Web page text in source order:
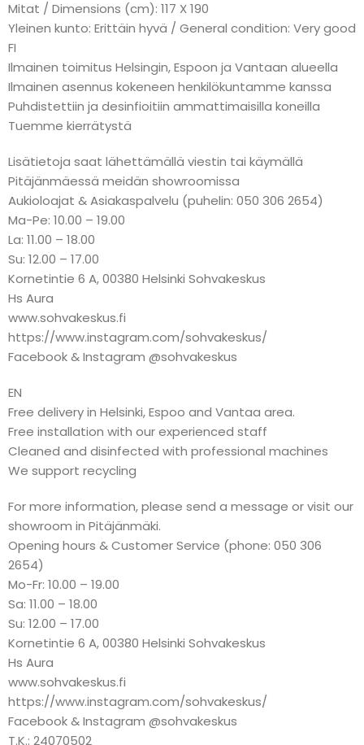
Mitat / Dimensions (cm): 117 X 190
Yleinen kunto: Erittäin hyvä / General condition: Very good
FI
Ilmainen toimitus Helsingin, Espoon ja Vantaan alueella
Ilmainen asennus kokeneen henkilökuntamme kanssa
Puhdistettiin ja desinfioitiin ammattimaisilla koneilla
Tuemme kierrätystä
Lisätietoja saat lähettämällä viestin tai käymällä
Pitäjänmäessä meidän showroomissa
Aukioloajat & Asiakaspalvelu (puhelin: 050 306 2654)
Ma-Pe: 10.00 – 19.00
La: 11.00 – 18.00
Su: 12.00 – 17.00
Kornetintie 6 A, 00380 Helsinki Sohvakeskus
Hs Aura
www.sohvakeskus.fi
https://www.instagram.com/sohvakeskus/
Facebook & Instagram @sohvakeskus
EN
Free delivery in Helsinki, Espoo and Vantaa area.
Free installation with our experienced staff
Cleaned and disinfected with professional machines
We support recycling
For more information, please send a message or visit our
showroom in Pitäjänmäki.
Opening hours & Customer Service (phone: 050 306
2654)
Mo-Fr: 10.00 – 19.00
Sa: 11.00 – 18.00
Su: 12.00 – 17.00
Kornetintie 6 A, 00380 Helsinki Sohvakeskus
Hs Aura
www.sohvakeskus.fi
https://www.instagram.com/sohvakeskus/
Facebook & Instagram @sohvakeskus
T.K.: 24070502